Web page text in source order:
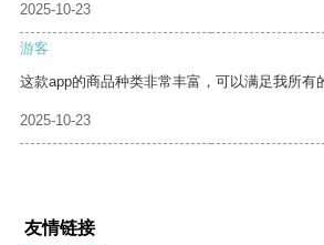
2025-10-23
游客
这款app的商品种类非常丰富，可以满足我所有
2025-10-23
友情链接